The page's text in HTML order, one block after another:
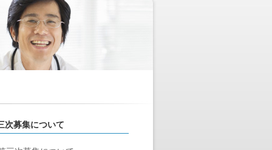
次募集について